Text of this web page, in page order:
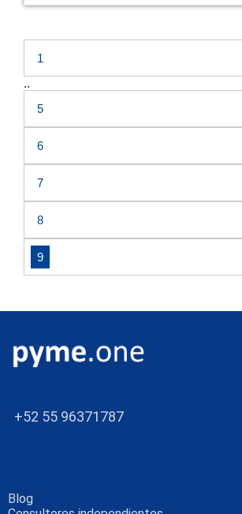
1
..
5
6
7
8
9
+52 55 96371787
Blog